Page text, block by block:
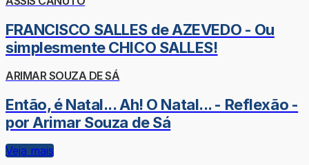
FRANCISCO SALLES de AZEVEDO - Ou
simplesmente CHICO SALLES!
ARIMAR SOUZA DE SÁ
Então, é Natal... Ah! O Natal... - Reflexão -
por Arimar Souza de Sá
Veja mais